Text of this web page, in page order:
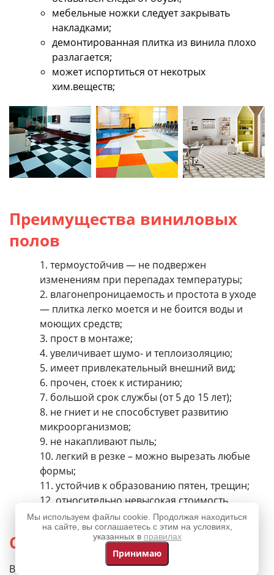
мебельные ножки следует закрывать
накладками;
демонтированная плитка из винила плохо
разлагается;
может испортиться от некотрых
хим.веществ;
Преимущества виниловых
полов
термоустойчив — не подвержен
изменениям при перепадах температуры;
влагонепроницаемость и простота в уходе
— плитка легко моется и не боится воды и
моющих средств;
прост в монтаже;
увеличивает шумо- и теплоизоляцию;
имеет привлекательный внешний вид;
прочен, стоек к истиранию;
большой срок службы (от 5 до 15 лет);
не гниет и не способстувет развитию
микроорганизмов;
не накапливают пыль;
легкий в резке – можно вырезать любые
формы;
устойчив к образованию пятен, трещин;
относительно невысокая стоимость.
Состав плитки
Виниловая плитка для пола состоит из нескольких
Мы используем файлы cookie. Продолжая находиться
на сайте, вы соглашаетесь с этим на условиях,
указанных в правилах
Принимаю